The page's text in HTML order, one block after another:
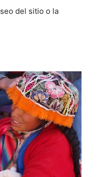
del sitio o la